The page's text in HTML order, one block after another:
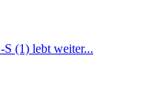
(1) lebt weiter...